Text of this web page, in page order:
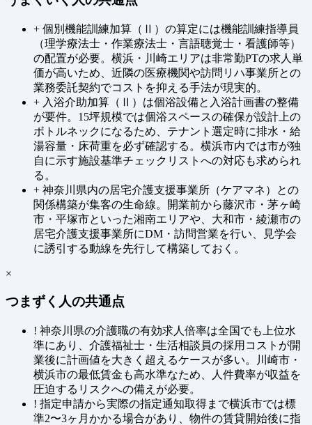
+ 個別機能訓練加算（Ⅱ）の算定には機能訓練指導員
（理学療法士・作業療法士・言語聴覚士・看護師等）
の配置が必要。横浜・川崎エリアは非常勤PTの求人単
価が高いため、近隣の医療機関や訪問リハ事業所との
業務委託契約でコストを抑える手法が現実的。
+ 入浴介助加算（Ⅱ）は個浴設備と入浴計画書の整備
が要件。15坪規模では個浴スペースの確保が設計上の
ボトルネックになるため、テナント選定時に排水・給
湯容量・床荷重を必ず確認する。横浜市内では市が独
自に示す施設基準チェックリストへの対応も求められ
る。
+ 神奈川県内の居宅介護支援事業所（ケアマネ）との
関係構築が集客の生命線。開業前から藤沢市・茅ヶ崎
市・平塚市といった湘南エリアや、大和市・綾瀬市の
居宅介護支援事業所にDM・訪問営業を行い、見学会
に誘引する動線を先行して構築しておく。
×
つまずく人の共通点
! 神奈川県の介護職の有効求人倍率は全国でも上位水
準にあり、介護福祉士・生活相談員の採用コストが開
業後に計画値を大きく超えるケースが多い。川崎市・
横浜市の最低賃金も高水準なため、人件費率が収益を
圧迫するリスクへの備えが必要。
! 指定申請から実際の指定通知取得まで横浜市では標
準2〜3ヶ月かかる場合があり、物件の賃貸開始後に指